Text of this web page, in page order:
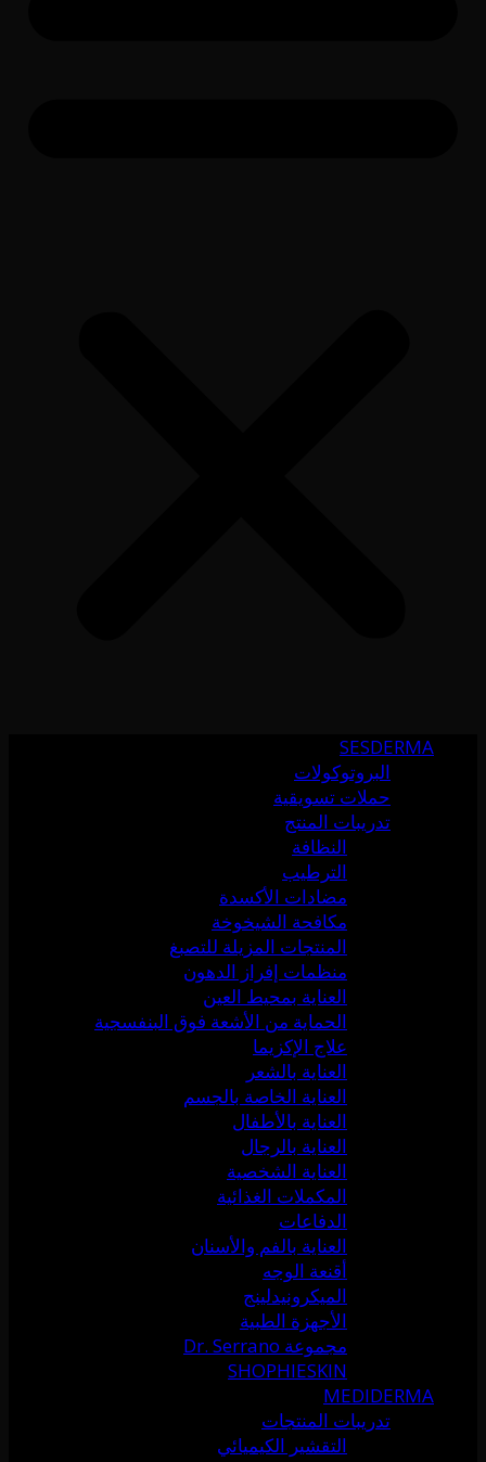
SESDERMA
البروتوكولات
حملات تسويقية
تدريبات المنتج
النظافة
الترطيب
مضادات الأكسدة
مكافحة الشيخوخة
المنتجات المزيلة للتصبغ
منظمات إفراز الدهون
العناية بمحيط العين
الحماية من الأشعة فوق البنفسجية
علاج الإكزيما
العناية بالشعر
العناية الخاصة بالجسم
العناية بالأطفال
العناية بالرجال
العناية الشخصية
المكملات الغذائية
الدفاعات
العناية بالفم والأسنان
أقنعة الوجه
الميكرونيدلينج
الأجهزة الطبية
مجموعة Dr. Serrano
SHOPHIESKIN
MEDIDERMA
تدريبات المنتجات
التقشير الكيميائي